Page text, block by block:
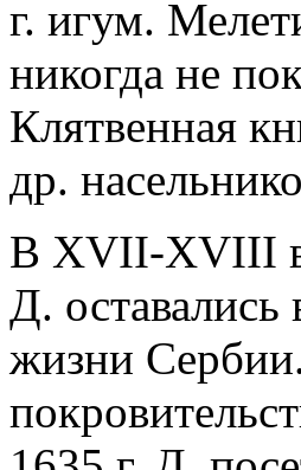
г. игум.
никогда не
Клятвенная
др.
В XVII-XVIII
Д.
жизни